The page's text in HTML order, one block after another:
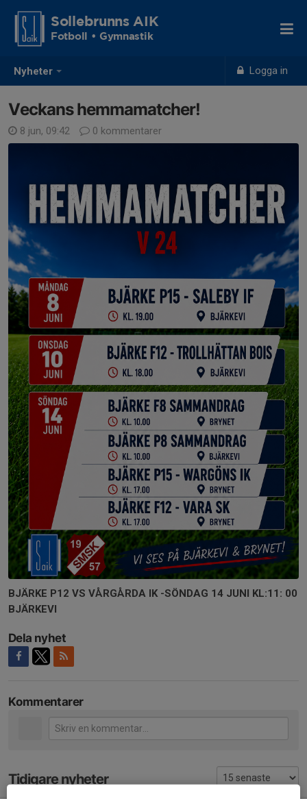
Nyheter Logga in
Sollebrunns AIK
Fotboll • Gymnastik
Veckans hemmamatcher!
8 jun, 09:42 0 kommentarer
BJÄRKE P12 VS VÅRGÅRDA IK -SÖNDAG 14 JUNI KL:11: 00
BJÄRKEVI
Dela nyhet
Kommentarer
Tidigare nyheter